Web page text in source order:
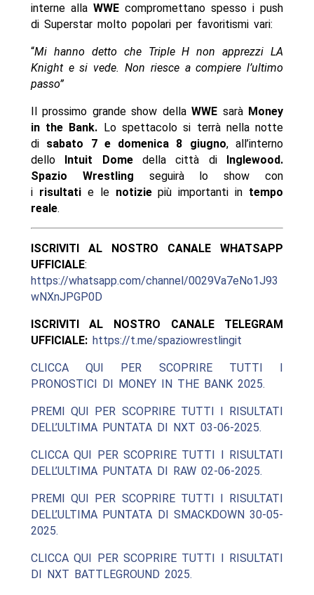
interne alla WWEcompromettano spesso i push
di Superstar molto popolari per favoritismi vari:
“Mi hanno detto che Triple H non apprezzi LA
Knight e si vede. Non riesce a compiere l’ultimo
passo”
Il prossimo grande show dellaWWE sarà Money
in the Bank. Lo spettacolo si terrà nella notte
disabato 7 e domenica 8 giugno, all’interno
delloIntuit Domedella città di Inglewood.
Spazio Wrestling seguirà lo show con
i risultatie le notiziepiù importanti in tempo
reale.
ISCRIVITI AL NOSTRO CANALE WHATSAPP
UFFICIALE:
https://whatsapp.com/channel/0029Va7eNo1J93
wNXnJPGP0D
ISCRIVITI AL NOSTRO CANALE TELEGRAM
UFFICIALE: https://t.me/spaziowrestlingit
CLICCA QUI PER SCOPRIRE TUTTI I
PRONOSTICI DI MONEY IN THE BANK 2025.
PREMI QUI PER SCOPRIRE TUTTI I RISULTATI
DELL’ULTIMA PUNTATA DI NXT 03-06-2025.
CLICCA QUI PER SCOPRIRE TUTTI I RISULTATI
DELL’ULTIMA PUNTATA DI RAW 02-06-2025.
PREMI QUI PER SCOPRIRE TUTTI I RISULTATI
DELL’ULTIMA PUNTATA DI SMACKDOWN 30-05-
2025.
CLICCA QUI PER SCOPRIRE TUTTI I RISULTATI
DI NXT BATTLEGROUND 2025.